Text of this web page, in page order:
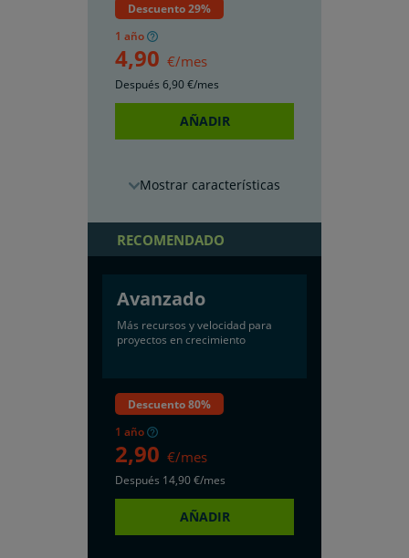
Descuento 29%
1 año
4,90 €/mes
Después 6,90€/mes
AÑADIR
características
RECOMENDADO
Avanzado
Más recursos y velocidad para
proyectos en crecimiento
Descuento 80%
1 año
2,90 €/mes
Después 14,90€/mes
AÑADIR